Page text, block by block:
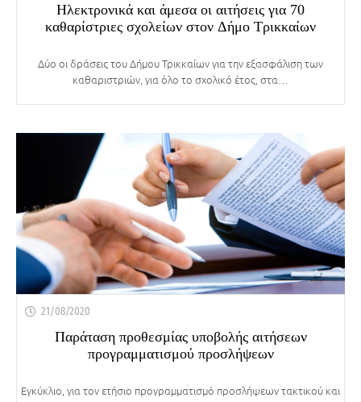
Ηλεκτρονικά και άμεσα οι αιτήσεις για 70
καθαρίστριες σχολείων στον Δήμο Τρικκαίων
Δύο οι δράσεις του Δήμου Τρικκαίων για την εξασφάλιση των
καθαριστριών, για όλο το σχολικό έτος, στα…
21/08/2020
Παράταση προθεσμίας υποβολής αιτήσεων
προγραμματισμού προσλήψεων
Εγκύκλιο, για τον ετήσιο προγραμματισμό προσλήψεων τακτικού και